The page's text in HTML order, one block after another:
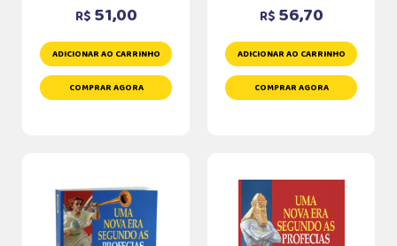
R$ 51,00
ADICIONAR AO CARRINHO
COMPRAR AGORA
R$ 56,70
ADICIONAR AO CARRINHO
COMPRAR AGORA